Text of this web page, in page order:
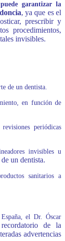
garantizar la
, ya que es el
prescribir y
procedimientos,
invisibles.
de un dentista.
en función de
periódicas
invisibles u
un dentista.
sanitarios a
el Dr. Óscar
de la
advertencias